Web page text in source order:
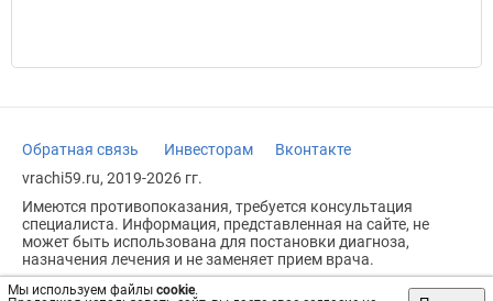
Мы используем файлы cookie.
Обратная связь Инвесторам
Вконтакте
vrachi59.ru, 2019-2026 гг.
Имеются противопоказания, требуется консультация
специалиста. Информация, представленная на сайте, не
может быть использована для постановки диагноза,
назначения лечения и не заменяет прием врача.
Возрастное ограничение: 18+